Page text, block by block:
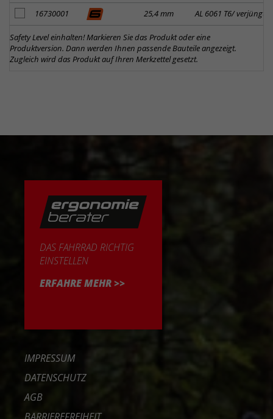
Artikel zum Merkzettel hinzufügen
16730001 25,4 mm AL 6061 T6/ verjüngt
Safety Level einhalten! Markieren Sie das Produkt oder eine
Produktversion. Dann werden Ihnen passende Bauteile angezeigt.
Zugleich wird das Produkt auf Ihren Merkzettel gesetzt.
DAS FAHRRAD RICHTIG
EINSTELLEN
ERFAHRE MEHR >>
IMPRESSUM
DATENSCHUTZ
AGB